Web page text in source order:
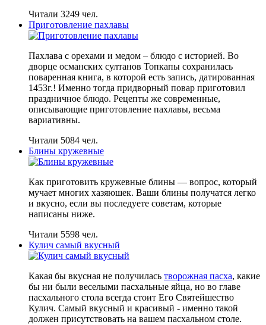
Читали 3249 чел.
Приготовление пахлавы
Пахлава с орехами и медом – блюдо с историей. Во
дворце османских султанов Топкапы сохранилась
поваренная книга, в которой есть запись, датированная
1453г.! Именно тогда придворный повар приготовил
праздничное блюдо. Рецепты же современные,
описывающие приготовление пахлавы, весьма
вариативны.
Читали 5084 чел.
Блины кружевные
Как приготовить кружевные блины — вопрос, который
мучает многих хазяюшек. Ваши блины получатся легко
и вкусно, если вы последуете советам, которые
написаны ниже.
Читали 5598 чел.
Кулич самый вкусный
Какая бы вкусная не получилась творожная пасха, какие
бы ни были веселыми пасхальные яйца, но во главе
пасхального стола всегда стоит Его Святейшество
Кулич. Самый вкусный и красивый - именно такой
должен присутствовать на вашем пасхальном столе.